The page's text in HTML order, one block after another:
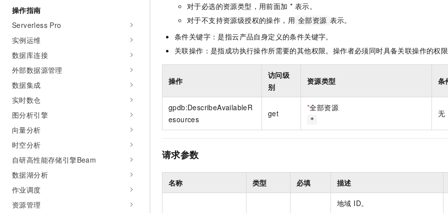
操作指南
Serverless Pro
实例运维
数据库连接
外部数据源管理
数据集成
实时数仓
图分析引擎
向量分析
时空分析
自研高性能存储引擎Beam
数据湖分析
作业调度
资源管理
对于必选的资源类型，用前面加 * 表示。
对于不支持资源级授权的操作，用 全部资源 表示。
条件关键字：是指云产品自身定义的条件关键字。
关联操作：是指成功执行操作所需要的其他权限。操作者必须同时具备关联操作的权
操作
访问级
别
资源类型 条
gpdb:DescribeAvailableR
esources
get
*全部资源
*
无
请求参数
名称 类型 必填 描述
地域 ID。
快速部署 Dify，高效搭建 AI 应用
依托云原生高可用架构,实现Dify私有化部署
10 分钟在聊天系统中增加一个 AI 助手
在企业官网、通讯软件中为客户提供 AI 客服
即刻拥有 DeepSeek-R1 满血版
多种方案随心选，轻松解锁专属 DeepSeek
开发工具
迁移与运维管理
专有云